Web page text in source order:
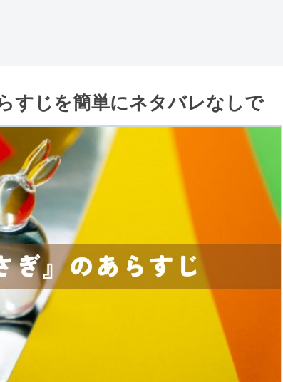
すじを簡単にネタバレなしで